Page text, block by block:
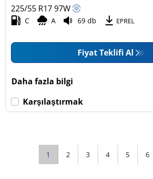
225/55 R1797W
C A 69 db EPREL
Fiyat Teklifi Al
Daha fazla bilgi
Karşılaştırmak
1 2 3 4 5 6